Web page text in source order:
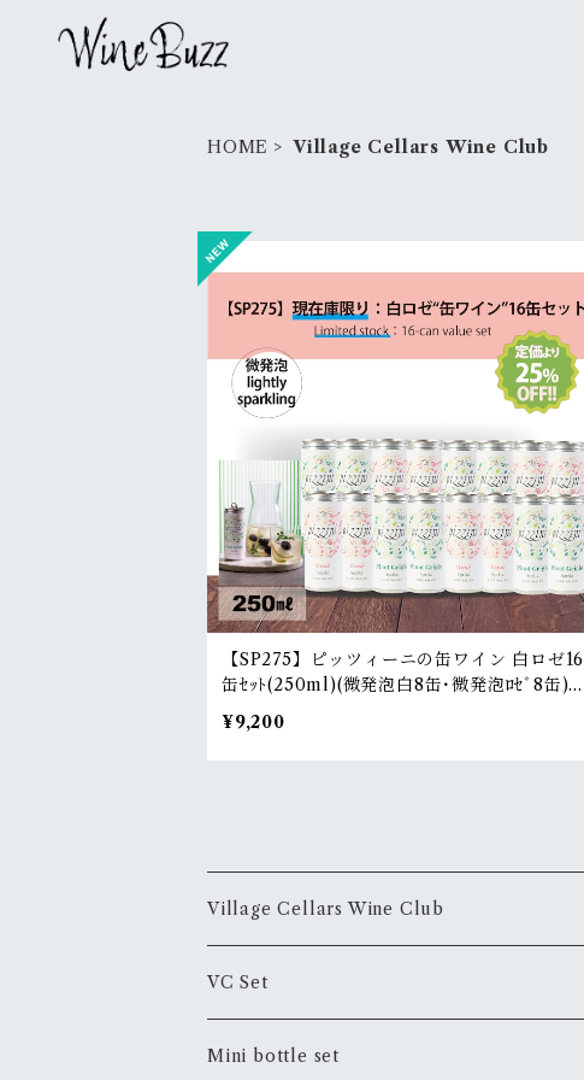
HOME Village Cellars Wine Club
【SP275】ピッツィーニの缶ワイン 白ロゼ16
缶ｾｯﾄ(250ml)(微発泡白8缶･微発泡ﾛｾﾞ8缶) |
Pizzini Spritz 16-can value set(250ml)
(8white spritz, 8rose spritz)
¥9,200
Village Cellars Wine Club
スペシャル・オファー Special Offer
プレミアム・オファー Premium Offer
VC Set
おまかせセットVC Set
Mini bottle set